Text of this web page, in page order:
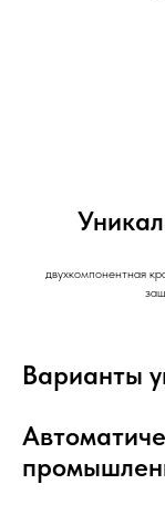
двухкомпонентная
Варианты